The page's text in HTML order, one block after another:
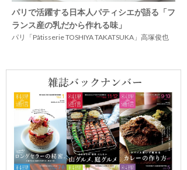
パリで活躍する日本人パティシエが語る「フ
ランス産の乳だから作れる味」
パリ「Pâtisserie TOSHIYA TAKATSUKA」高塚俊也